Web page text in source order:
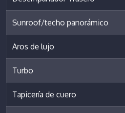
Sunroof/techo panorámico
Aros de lujo
Turbo
Tapicería de cuero